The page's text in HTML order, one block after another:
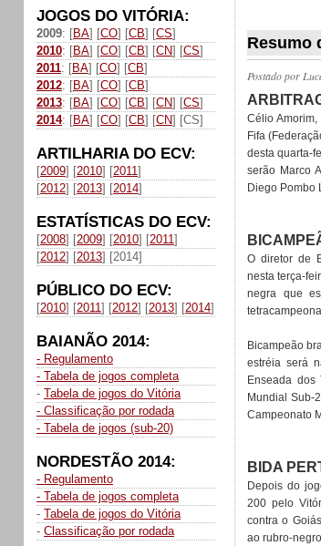
JOGOS DO VITÓRIA:
2009: [BA] [CO] [CB] [CS]
2010: [BA] [CO] [CB] [CN] [CS]
2011: [BA] [CO] [CB]
2012: [BA] [CO] [CB]
2013: [BA] [CO] [CB] [CN] [CS]
2014: [BA] [CO] [CB] [CN] [CS]
ARTILHARIA DO ECV:
[2009] [2010] [2011]
[2012] [2013] [2014]
ESTATÍSTICAS DO ECV:
[2008] [2009] [2010] [2011]
[2012] [2013] [2014]
PÚBLICO DO ECV:
[2010] [2011] [2012] [2013] [2014]
BAIANÃO 2014:
- Regulamento
- Tabela de jogos completa
- Tabela de jogos do Vitória
- Classificação por rodada
- Tabela de jogos (sub-20)
NORDESTÃO 2014:
- Regulamento
- Tabela de jogos completa
- Tabela de jogos do Vitória
- Classificação por rodada
Resumo
Postado por
Célio
Fifa
desta quarta-
serão Marco
Diego Pombo
O diretor de
nesta terça-
negra que
Bicampeão
estréia será
Enseada
Mundial Sub-
Campeonato
BIDA
Depois do
200 pelo
contra o
ao rubro-